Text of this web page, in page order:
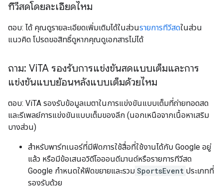
ทีวีสดโดยละเอียดไหม
ตอบ: ได้ คุณดูรายละเอียดเพิ่มเติมได้ในส่วนรายการทีวีสดในส่วน
แนวคิด โปรดขอสิทธิ์ดูหากคุณดูเอกสารไม่ได้
ถาม: ViTA รองรับการแข่งขันสดแบบเต็มและการ
แข่งขันแบบย้อนหลังแบบเต็มด้วยไหม
ตอบ: ViTA รองรับข้อมูลเมตาในการแข่งขันแบบเต็มที่ถ่ายทอดสด
และรีเพลย์การแข่งขันแบบเต็มของลีก (นอกเหนือจากเนื้อหาเสริม
บางส่วน)
สำหรับพาร์ทเนอร์ที่มีฟีดการใช้สื่อที่ใช้งานได้กับ Google อยู่
แล้ว หรือมีข้อเสนอวิดีโอออนดีมานด์หรือรายการทีวีสด
Google กำหนดให้ฟีดขยายและรวม SportsEvent ประเภทที่
รองรับด้วย